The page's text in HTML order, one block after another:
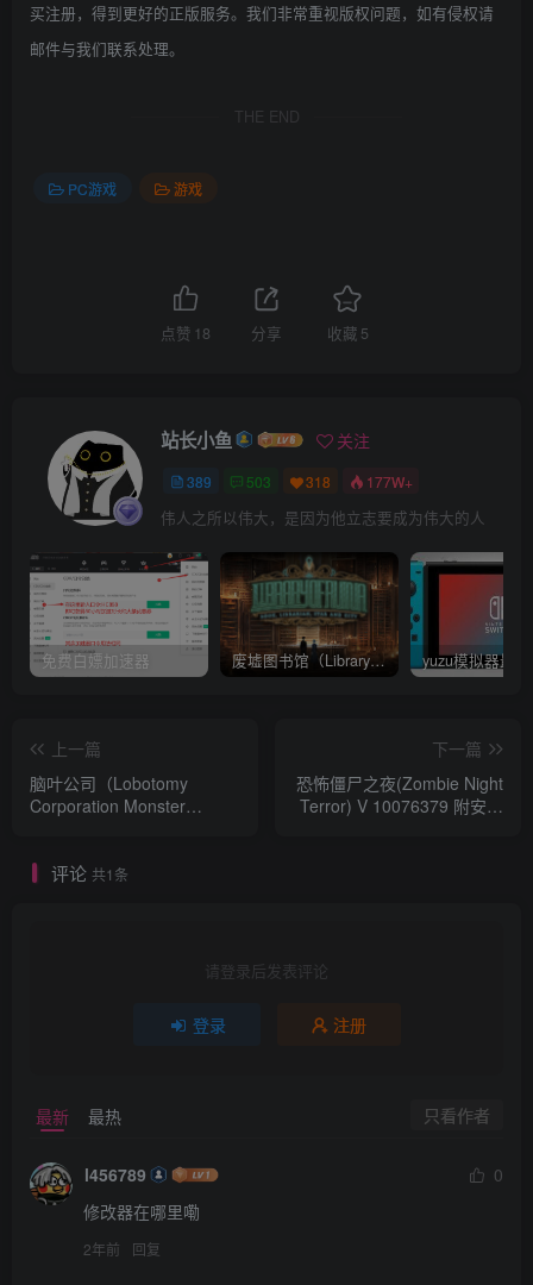
买注册，得到更好的正版服务。我们非常重视版权问题，如有侵权请
邮件与我们联系处理。
THE END
PC游戏 游戏
点赞 18 分享 收藏 5
站长小鱼 关注
389 503 318 177W+
伟人之所以伟大，是因为他立志要成为伟大的人
免费白嫖加速器 废墟图书馆（Library Of Ruina）v1.1.0.6a13 官中 附yuzu模拟器 本体+1.0.3升补
上一篇
脑叶公司（Lobotomy
Corporation Monster
下一篇
恐怖僵尸之夜(Zombie Night
Terror) V 10076379 附安卓
评论 共1条
请登录后发表评论
登录 注册
最新 最热 只看作者
l456789
0
修改器在哪里嘞
2年前 回复